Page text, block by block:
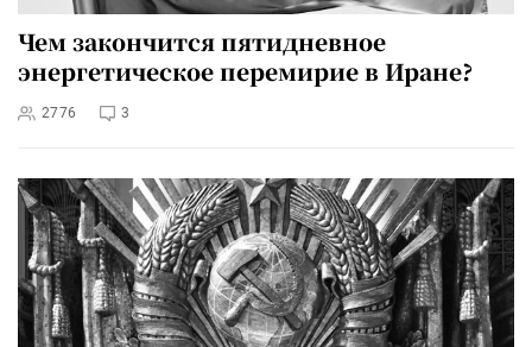
Чем закончится пятидневное
энергетическое перемирие в Иране?
2776 3